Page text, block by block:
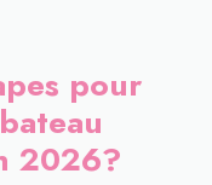
pour
2026?